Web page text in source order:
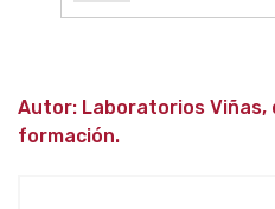
Autor: Laboratorios
formación.